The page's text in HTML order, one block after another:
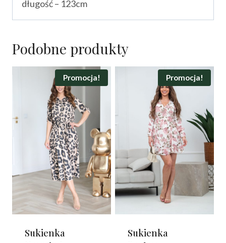
długość – 123cm
Podobne produkty
Promocja!
Sukienka
Promocja!
Sukienka